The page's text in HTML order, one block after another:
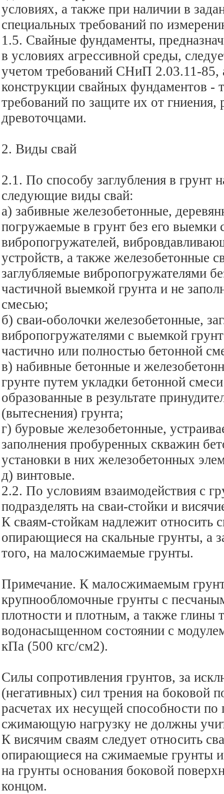
условиях, а также при наличии в
специальных требований по
1.5. Свайные фундаменты,
в условиях агрессивной среды,
учетом требований СНиП 2.03.11-85,
конструкции свайных фундаментов -
требований по защите их от
древоточцами.
2. Виды свай
2.1. По способу заглубления в грунт
следующие виды свай:
а) забивные железобетонные,
погружаемые в грунт без его
вибропогружателей,
устройств, а также железобетонные
заглубляемые вибропогружателями
частичной выемкой грунта и не
смесью;
б) сваи-оболочки железобетонные,
вибропогружателями с выемкой
частично или полностью бетонной
в) набивные бетонные и
грунте путем укладки бетонной
образованные в результате
(вытеснения) грунта;
г) буровые железобетонные,
заполнения пробуренных скважин
установки в них железобетонных
д) винтовые.
2.2. По условиям взаимодействия с
подразделять на сваи-стойки и
К сваям-стойкам надлежит относить
опирающиеся на скальные грунты, а
того, на малосжимаемые грунты.
Примечание. К малосжимаемым
крупнообломочные грунты с
плотности и плотным, а также глины
водонасыщенном состоянии с
кПа (500 кгс/см2).
Силы сопротивления грунтов, за
(негативных) сил трения на боковой
расчетах их несущей способности по
сжимающую нагрузку не должны
К висячим сваям следует относить
опирающиеся на сжимаемые грунты
на грунты основания боковой
концом.